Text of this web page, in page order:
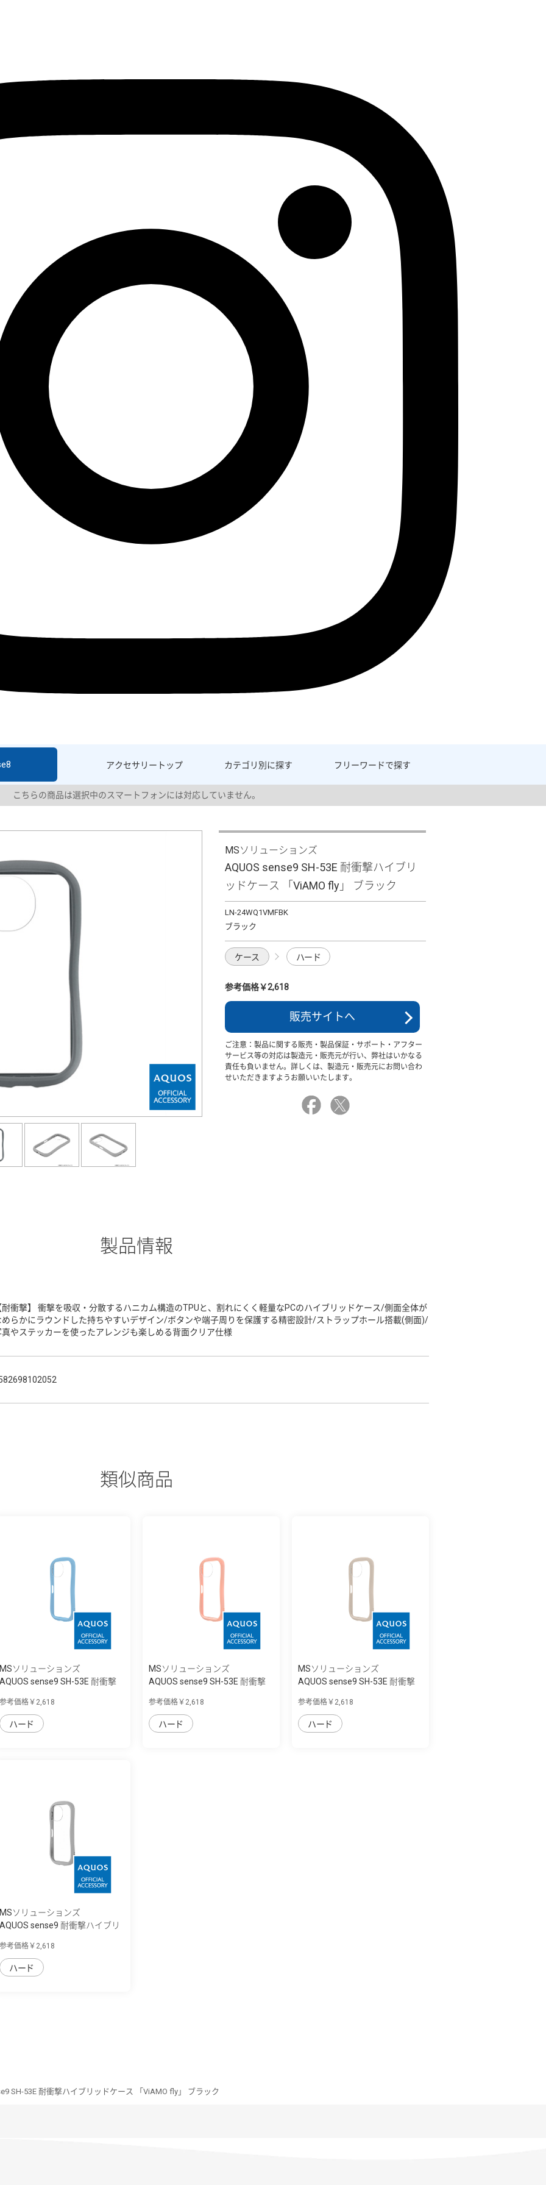
アクセサリー トップ カテゴリ別に探す フリーワードで探す
こちらの商品は選択中のスマートフォンには対応していません。
MSソリューションズ
AQUOS sense9 SH-53E 耐衝撃ハイブリ
ッドケース 「ViAMO fly」 ブラック
LN-24WQ1VMFBK
ブラック
ケース ハード
参考価格￥2,618
販売サイトへ
ご注意：製品に関する販売・製品保証・サポート・アフター
サービス等の対応は製造元・販売元が行い、弊社はいかなる
責任も負いません。詳しくは、製造元・販売元にお問い合わ
せいただきますようお願いいたします。
製品情報
耐衝撃】 衝撃を吸収・分散するハニカム構造のTPUと、割れにくく軽量なPCのハイブリッドケース/側面全体が
めらかにラウンドした持ちやすいデザイン/ボタンや端子周りを保護する精密設計/ストラップホール搭載(側面)/
真やステッカーを使ったアレンジも楽しめる背面クリア仕様
類似商品
MSソリューションズ
AQUOS sense9 SH-53E 耐衝撃
参考価格￥2,618
ハード
MSソリューションズ
AQUOS sense9 SH-53E 耐衝撃
参考価格￥2,618
ハード
MSソリューションズ
AQUOS sense9 SH-53E 耐衝撃
参考価格￥2,618
ハード
MSソリューションズ
AQUOS sense9 耐衝撃ハイブリ
参考価格￥2,618
ハード
SH-53E 耐衝撃ハイブリッドケース 「ViAMO fly」 ブラック